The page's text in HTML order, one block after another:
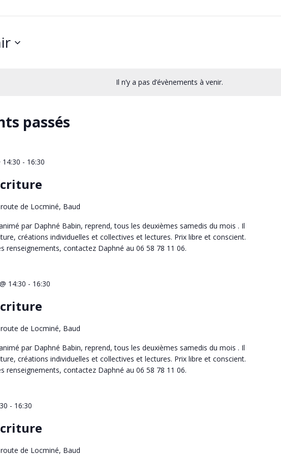
Il n’y a pas d’évènements à venir.
passés
- 16:30
de Locminé, Baud
animé par Daphné Babin, reprend, tous les deuxièmes samedis du mois . Il
créations individuelles et collectives et lectures. Prix libre et conscient.
renseignements, contactez Daphné au 06 58 78 11 06.
14:30 - 16:30
de Locminé, Baud
animé par Daphné Babin, reprend, tous les deuxièmes samedis du mois . Il
créations individuelles et collectives et lectures. Prix libre et conscient.
renseignements, contactez Daphné au 06 58 78 11 06.
- 16:30
de Locminé, Baud